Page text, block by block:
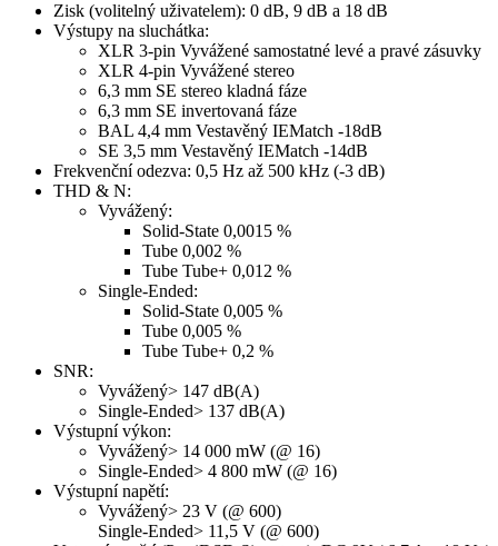
Zisk (volitelný uživatelem): 0 dB, 9 dB a 18 dB
Výstupy na sluchátka:
XLR 3-pin Vyvážené samostatné levé a pravé zásuvky
XLR 4-pin Vyvážené stereo
6,3 mm SE stereo kladná fáze
6,3 mm SE invertovaná fáze
BAL 4,4 mm Vestavěný IEMatch -18dB
SE 3,5 mm Vestavěný IEMatch -14dB
Frekvenční odezva: 0,5 Hz až 500 kHz (-3 dB)
THD & N:
Vyvážený:
Solid-State 0,0015 %
Tube 0,002 %
Tube Tube+ 0,012 %
Single-Ended:
Solid-State 0,005 %
Tube 0,005 %
Tube Tube+ 0,2 %
SNR:
Vyvážený> 147 dB(A)
Single-Ended> 137 dB(A)
Výstupní výkon:
Vyvážený> 14 000 mW (@ 16)
Single-Ended> 4 800 mW (@ 16)
Výstupní napětí:
Vyvážený> 23 V (@ 600)
Single-Ended> 11,5 V (@ 600)